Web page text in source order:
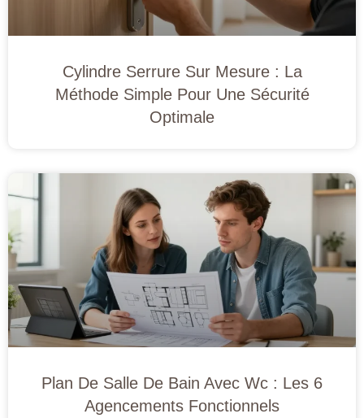
Cylindre Serrure Sur Mesure : La
Méthode Simple Pour Une Sécurité
Optimale
Plan De Salle De Bain Avec Wc : Les 6
Agencements Fonctionnels